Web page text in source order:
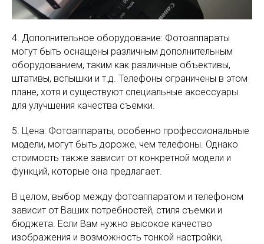
4. Дополнительное оборудование: Фотоаппараты
могут быть оснащены различным дополнительным
оборудованием, таким как различные объективы,
штативы, вспышки и т.д. Телефоны ограничены в этом
плане, хотя и существуют специальные аксессуары
для улучшения качества съемки.
5. Цена: Фотоаппараты, особенно профессиональные
модели, могут быть дороже, чем телефоны. Однако
стоимость также зависит от конкретной модели и
функций, которые она предлагает.
В целом, выбор между фотоаппаратом и телефоном
зависит от Ваших потребностей, стиля съемки и
бюджета. Если Вам нужно высокое качество
изображения и возможность тонкой настройки,